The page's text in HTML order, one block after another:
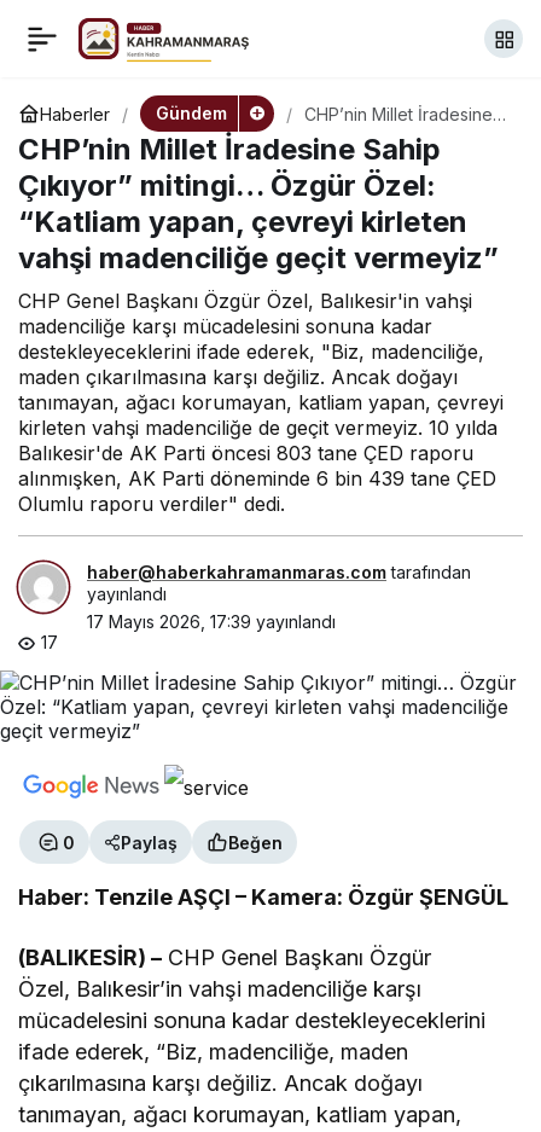
Haberler Gündem
CHP’nin Millet İradesine
Sahip Çıkıyor” mitingi…
Özgür Özel: “Katliam
yapan, çevreyi kirleten
vahşi madenciliğe geçit
vermeyiz”
CHP’nin Millet İradesine Sahip
Çıkıyor” mitingi… Özgür Özel:
“Katliam yapan, çevreyi kirleten
vahşi madenciliğe geçit vermeyiz”
CHP Genel Başkanı Özgür Özel, Balıkesir'in vahşi
madenciliğe karşı mücadelesini sonuna kadar
destekleyeceklerini ifade ederek, "Biz, madenciliğe,
maden çıkarılmasına karşı değiliz. Ancak doğayı
tanımayan, ağacı korumayan, katliam yapan, çevreyi
kirleten vahşi madenciliğe de geçit vermeyiz. 10 yılda
Balıkesir'de AK Parti öncesi 803 tane ÇED raporu
alınmışken, AK Parti döneminde 6 bin 439 tane ÇED
Olumlu raporu verdiler" dedi.
haber@haberkahramanmaras.comtarafından
yayınlandı
17 Mayıs 2026, 17:39 yayınlandı
17
0 Paylaş Beğen
Haber: Tenzile AŞÇI – Kamera: Özgür ŞENGÜL
(BALIKESİR) – CHP Genel Başkanı Özgür
Özel, Balıkesir’in vahşi madenciliğe karşı
mücadelesini sonuna kadar destekleyeceklerini
ifade ederek, “Biz, madenciliğe, maden
çıkarılmasına karşı değiliz. Ancak doğayı
tanımayan, ağacı korumayan, katliam yapan,
CHP’nin, “Millet
İradesine Sahip Çıkıyor”
mitingi Balıkesir’de…
CHP Tekirdağ Milletvekili
Yontar: “İktidara talibiz”
Paylaş